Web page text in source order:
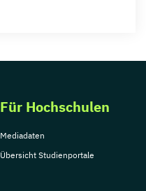
Für Hochschulen
Mediadaten
Übersicht Studienportale